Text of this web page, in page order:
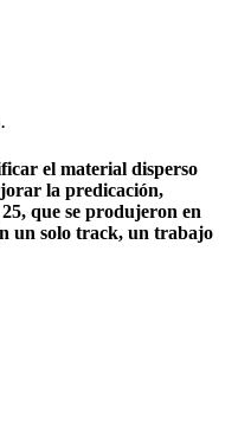
el material disperso
la predicación,
que se produjeron en
un solo track, un trabajo